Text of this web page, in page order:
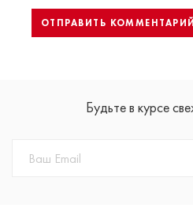
Будьте в курсе